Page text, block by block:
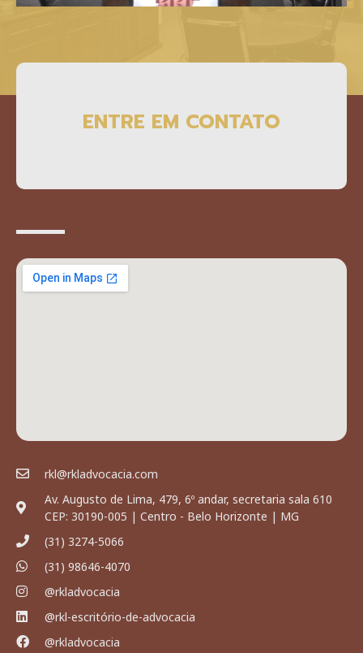
ENTRE EM CONTATO
rkl@rkladvocacia.com
Av. Augusto de Lima, 479, 6º andar, secretaria sala 610
CEP: 30190-005 | Centro - Belo Horizonte | MG
(31) 3274-5066
(31) 98646-4070
@rkladvocacia
@rkl-escritório-de-advocacia
@rkladvocacia